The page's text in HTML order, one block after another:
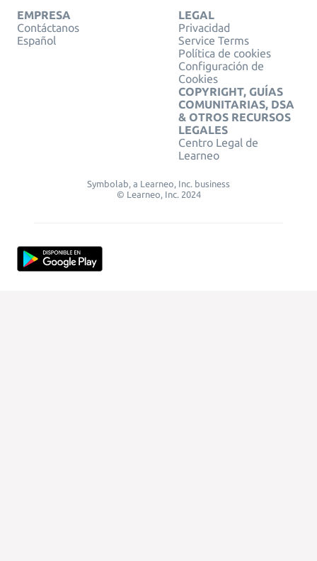
EMPRESA
Contáctanos
Español
LEGAL
Privacidad
Service Terms
Política de cookies
Configuración de
Cookies
COPYRIGHT, GUÍAS
COMUNITARIAS, DSA
& OTROS RECURSOS
LEGALES
Centro Legal de
Learneo
Symbolab, a Learneo, Inc. business
© Learneo, Inc. 2024